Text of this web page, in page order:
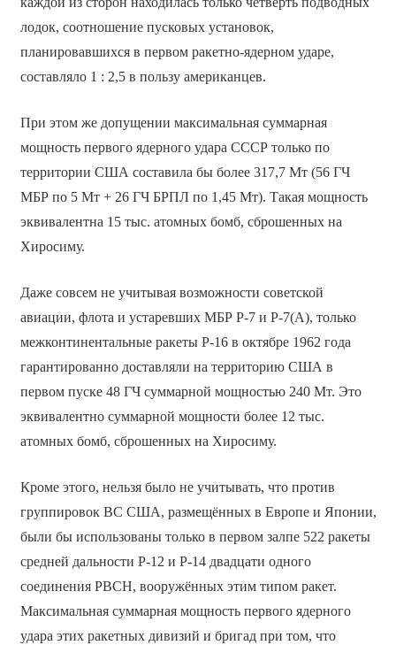
лодок, соотношение пусковых установок,
планировавшихся в первом ракетно-ядерном ударе,
составляло 1 : 2,5 в пользу американцев.
При этом же допущении максимальная суммарная
мощность первого ядерного удара СССР только по
территории США составила бы более 317,7 Мт (56 ГЧ
МБР по 5 Мт + 26 ГЧ БРПЛ по 1,45 Мт). Такая мощность
эквивалентна 15 тыс. атомных бомб, сброшенных на
Хиросиму.
Даже совсем не учитывая возможности советской
авиации, флота и устаревших МБР Р-7 и Р-7(А), только
межконтинентальные ракеты Р-16 в октябре 1962 года
гарантированно доставляли на территорию США в
первом пуске 48 ГЧ суммарной мощностью 240 Мт. Это
эквивалентно суммарной мощности более 12 тыс.
атомных бомб, сброшенных на Хиросиму.
Кроме этого, нельзя было не учитывать, что против
группировок ВС США, размещённых в Европе и Японии,
были бы использованы только в первом залпе 522 ракеты
средней дальности Р-12 и Р-14 двадцати одного
соединения РВСН, вооружённых этим типом ракет.
Максимальная суммарная мощность первого ядерного
удара этих ракетных дивизий и бригад при том, что